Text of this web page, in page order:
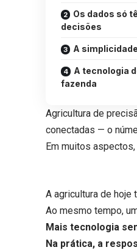
Os dados só
decisões
A
A tecnologia
fazenda
Agricultura de
conectadas — o
Em muitos
A agricultura de hoje
Ao mesmo tempo,
Mais tecnologia
Na prática, a